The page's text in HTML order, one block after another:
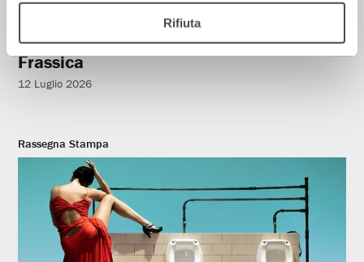
Rifiuta
Corriere della sera – Io, tra Ferragni e
Frassica
12 Luglio 2026
Rassegna Stampa